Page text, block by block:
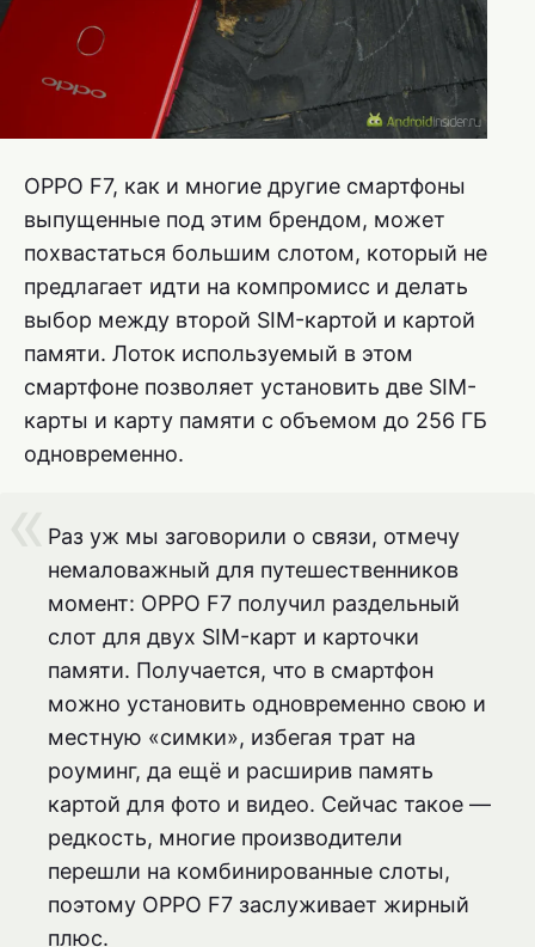
OPPO F7, как и многие другие смартфоны
выпущенные под этим брендом, может
похвастаться большим слотом, который не
предлагает идти на компромисс и делать
выбор между второй SIM-картой и картой
памяти. Лоток используемый в этом
смартфоне позволяет установить две SIM-
карты и карту памяти с объемом до 256 ГБ
одновременно.
Раз уж мы заговорили о связи, отмечу
немаловажный для путешественников
момент: OPPO F7 получил раздельный
слот для двух SIM-карт и карточки
памяти. Получается, что в смартфон
можно установить одновременно свою и
местную «симки», избегая трат на
роуминг, да ещё и расширив память
картой для фото и видео. Сейчас такое —
редкость, многие производители
перешли на комбинированные слоты,
поэтому OPPO F7 заслуживает жирный
плюс.